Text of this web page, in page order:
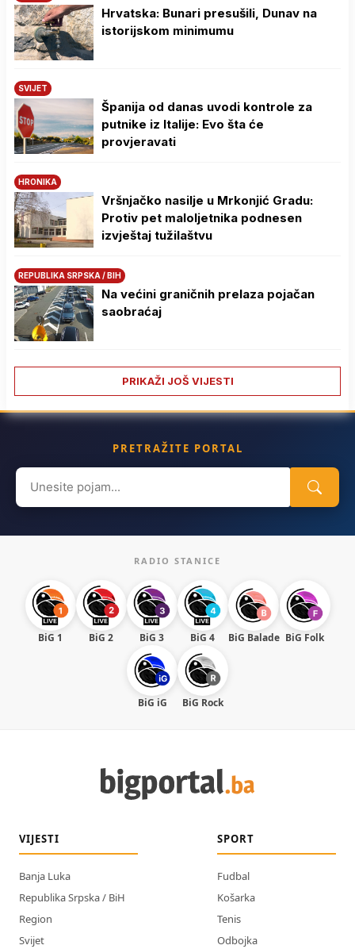
Hrvatska: Bunari presušili, Dunav na
istorijskom minimumu
SVIJET
Španija od danas uvodi kontrole za
putnike iz Italije: Evo šta će
provjeravati
HRONIKA
Vršnjačko nasilje u Mrkonjić Gradu:
Protiv pet maloljetnika podnesen
izvještaj tužilaštvu
REPUBLIKA SRPSKA / BIH
Na većini graničnih prelaza pojačan
saobraćaj
PRIKAŽI JOŠ VIJESTI
PRETRAŽITE PORTAL
Search
for:
RADIO STANICE
BiG 1 BiG 2 BiG 3 BiG 4 BiG Balade BiG Folk
BiG iG BiG Rock
VIJESTI
Banja Luka
Republika Srpska / BiH
Region
Svijet
SPORT
Fudbal
Košarka
Tenis
Odbojka